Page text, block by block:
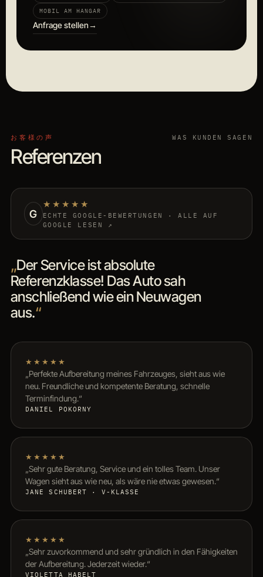
MOBIL AM HANGAR
Anfrage stellen→
お客様の声
Referenzen
WAS KUNDEN SAGEN
G
★★★★★
ECHTE GOOGLE-BEWERTUNGEN · ALLE AUF
GOOGLE LESEN ↗
„Der Service ist absolute
Referenzklasse! Das Auto sah
anschließend wie ein Neuwagen
aus.“
★★★★★
„Perfekte Aufbereitung meines Fahrzeuges, sieht aus wie
neu. Freundliche und kompetente Beratung, schnelle
Terminfindung.“
DANIEL POKORNY
★★★★★
„Sehr gute Beratung, Service und ein tolles Team. Unser
Wagen sieht aus wie neu, als wäre nie etwas gewesen.“
JANE SCHUBERT · V-KLASSE
★★★★★
„Sehr zuvorkommend und sehr gründlich in den Fähigkeiten
der Aufbereitung. Jederzeit wieder.“
VIOLETTA HABELT